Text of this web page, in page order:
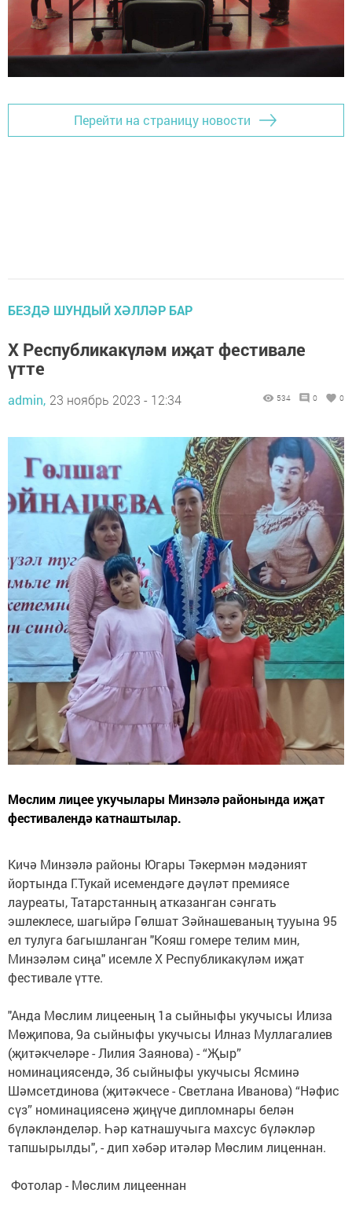
Перейти на страницу новости
БЕЗДӘ ШУНДЫЙ ХӘЛЛӘР БАР
X Республикакүләм иҗат фестивале
үтте
admin, 23 ноябрь 2023 - 12:34 534 0 0
Мөслим лицее укучылары Минзәлә районында иҗат
фестивалендә катнаштылар.
Кичә Минзәлә районы Югары Тәкермән мәдәният
йортында Г.Тукай исемендәге дәүләт премиясе
лауреаты, Татарстанның атказанган сәнгать
эшлеклесе, шагыйрә Гөлшат Зәйнашеваның тууына 95
ел тулуга багышланган "Кояш гомере телим мин,
Минзәләм сиңа" исемле X Республикакүләм иҗат
фестивале үтте.
"Анда Мөслим лицееның 1а сыйныфы укучысы Илиза
Мөҗипова, 9а сыйныфы укучысы Илназ Муллагалиев
(җитәкчеләре - Лилия Заянова) - “Җыр”
номинациясендә, 3б сыйныфы укучысы Ясминә
Шәмсетдинова (җитәкчесе - Светлана Иванова) “Нәфис
сүз” номинациясенә җиңүче дипломнары белән
бүләкләнделәр. Һәр катнашучыга махсус бүләкләр
тапшырылды", - дип хәбәр итәләр Мөслим лиценнан.
Фотолар - Мөслим лицееннан